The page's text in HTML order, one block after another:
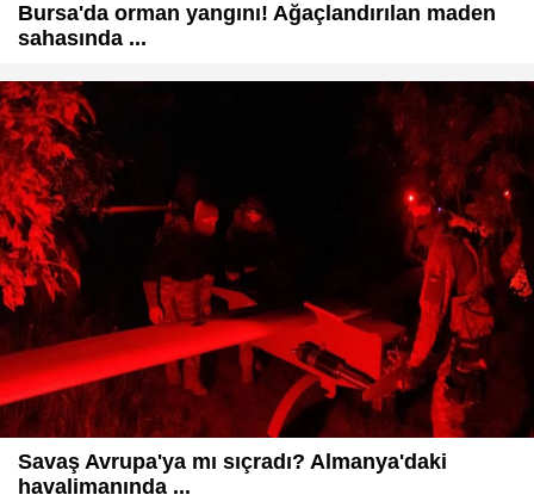
Bursa'da orman yangını! Ağaçlandırılan maden
sahasında ...
Savaş Avrupa'ya mı sıçradı? Almanya'daki
havalimanında ...